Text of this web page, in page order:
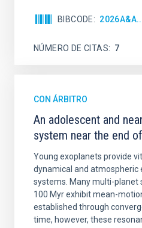
BIBCODE
NÚMERO DE CITAS 7
CON ÁRBITRO
An adolescent and
system near the end
Young exoplanets provide
dynamical and atmospheric
systems. Many multi-planet
100 Myr exhibit mean-
established through
time, however, these